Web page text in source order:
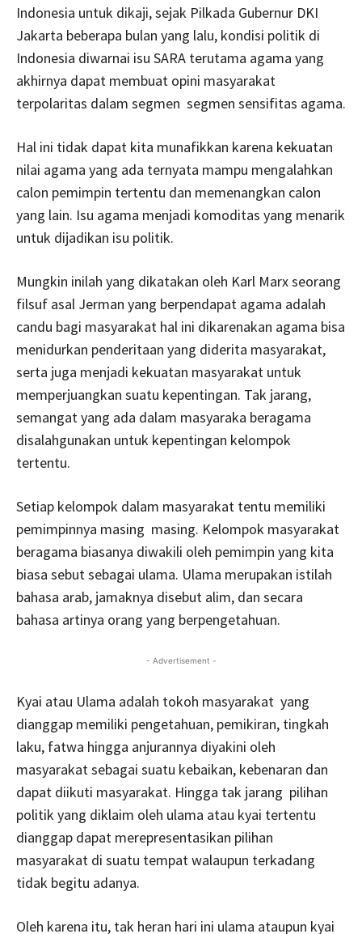
Indonesia untuk dikaji, sejak Pilkada Gubernur DKI
Jakarta beberapa bulan yang lalu, kondisi politik di
Indonesia diwarnai isu SARA terutama agama yang
akhirnya dapat membuat opini masyarakat
terpolaritas dalam segmen segmen sensifitas agama.
Hal ini tidak dapat kita munafikkan karena kekuatan
nilai agama yang ada ternyata mampu mengalahkan
calon pemimpin tertentu dan memenangkan calon
yang lain. Isu agama menjadi komoditas yang menarik
untuk dijadikan isu politik.
Mungkin inilah yang dikatakan oleh Karl Marx seorang
filsuf asal Jerman yang berpendapat agama adalah
candu bagi masyarakat hal ini dikarenakan agama bisa
menidurkan penderitaan yang diderita masyarakat,
serta juga menjadi kekuatan masyarakat untuk
memperjuangkan suatu kepentingan. Tak jarang,
semangat yang ada dalam masyaraka beragama
disalahgunakan untuk kepentingan kelompok
tertentu.
Setiap kelompok dalam masyarakat tentu memiliki
pemimpinnya masing masing. Kelompok masyarakat
beragama biasanya diwakili oleh pemimpin yang kita
biasa sebut sebagai ulama. Ulama merupakan istilah
bahasa arab, jamaknya disebut alim, dan secara
bahasa artinya orang yang berpengetahuan.
- Advertisement -
Kyai atau Ulama adalah tokoh masyarakat yang
dianggap memiliki pengetahuan, pemikiran, tingkah
laku, fatwa hingga anjurannya diyakini oleh
masyarakat sebagai suatu kebaikan, kebenaran dan
dapat diikuti masyarakat. Hingga tak jarang pilihan
politik yang diklaim oleh ulama atau kyai tertentu
dianggap dapat merepresentasikan pilihan
masyarakat di suatu tempat walaupun terkadang
tidak begitu adanya.
Oleh karena itu, tak heran hari ini ulama ataupun kyai